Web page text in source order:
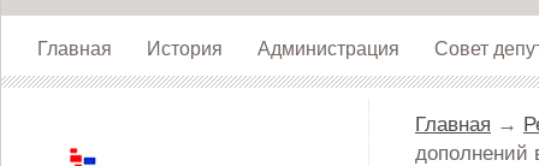
Главная История Администрация Совет
Главная →
дополнений